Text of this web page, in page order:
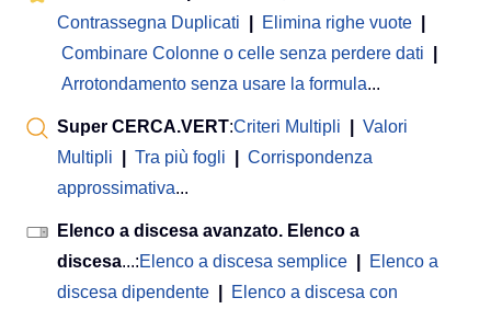
Contrassegna Duplicati
Elimina righe vuote
Combinare Colonne o celle senza perdere dati
Arrotondamento senza usare la formula...
Super CERCA.VERT:Criteri Multipli
Valori
Multipli
Tra più fogli
Corrispondenza
approssimativa...
Elenco a discesa avanzato. Elenco a
discesa...:Elenco a discesa semplice
Elenco a
discesa dipendente
Elenco a discesa con